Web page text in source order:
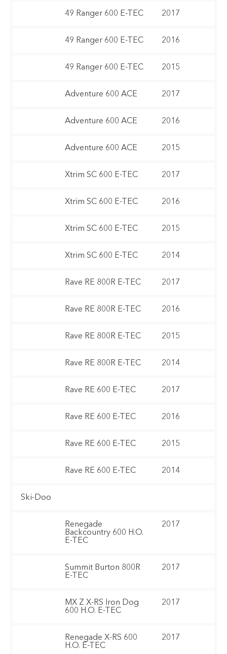
49 Ranger 600 E-TEC 2017
49 Ranger 600 E-TEC 2016
49 Ranger 600 E-TEC 2015
Adventure 600 ACE 2017
Adventure 600 ACE 2016
Adventure 600 ACE 2015
Xtrim SC 600 E-TEC 2017
Xtrim SC 600 E-TEC 2016
Xtrim SC 600 E-TEC 2015
Xtrim SC 600 E-TEC 2014
Rave RE 800R E-TEC 2017
Rave RE 800R E-TEC 2016
Rave RE 800R E-TEC 2015
Rave RE 800R E-TEC 2014
Rave RE 600 E-TEC 2017
Rave RE 600 E-TEC 2016
Rave RE 600 E-TEC 2015
Rave RE 600 E-TEC 2014
Ski-Doo
Renegade
Backcountry 600 H.O.
E-TEC
2017
Summit Burton 800R
E-TEC
2017
MX Z X-RS Iron Dog
600 H.O. E-TEC
2017
Renegade X-RS 600
H.O. E-TEC
2017